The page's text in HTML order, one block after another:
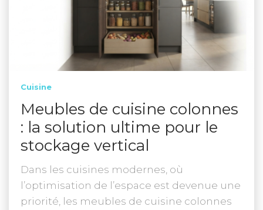
Cuisine
Meubles de cuisine colonnes
: la solution ultime pour le
stockage vertical
Dans les cuisines modernes, où
l’optimisation de l’espace est devenue une
priorité, les meubles de cuisine colonnes